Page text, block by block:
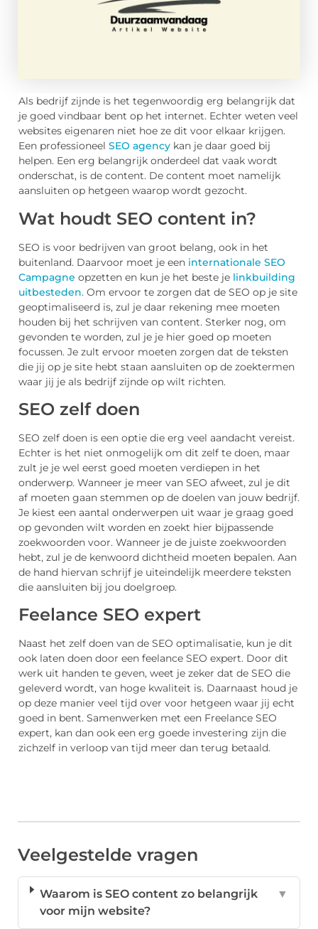
Als bedrijf zijnde is het tegenwoordig erg belangrijk dat
je goed vindbaar bent op het internet. Echter weten veel
websites eigenaren niet hoe ze dit voor elkaar krijgen.
Een professioneel SEO agency kan je daar goed bij
helpen. Een erg belangrijk onderdeel dat vaak wordt
onderschat, is de content. De content moet namelijk
aansluiten op hetgeen waarop wordt gezocht.
Wat houdt SEO content in?
SEO is voor bedrijven van groot belang, ook in het
buitenland. Daarvoor moet je een internationale SEO
Campagne opzetten en kun je het beste je linkbuilding
uitbesteden. Om ervoor te zorgen dat de SEO op je site
geoptimaliseerd is, zul je daar rekening mee moeten
houden bij het schrijven van content. Sterker nog, om
gevonden te worden, zul je je hier goed op moeten
focussen. Je zult ervoor moeten zorgen dat de teksten
die jij op je site hebt staan aansluiten op de zoektermen
waar jij je als bedrijf zijnde op wilt richten.
SEO zelf doen
SEO zelf doen is een optie die erg veel aandacht vereist.
Echter is het niet onmogelijk om dit zelf te doen, maar
zult je je wel eerst goed moeten verdiepen in het
onderwerp. Wanneer je meer van SEO afweet, zul je dit
af moeten gaan stemmen op de doelen van jouw bedrijf.
Je kiest een aantal onderwerpen uit waar je graag goed
op gevonden wilt worden en zoekt hier bijpassende
zoekwoorden voor. Wanneer je de juiste zoekwoorden
hebt, zul je de kenwoord dichtheid moeten bepalen. Aan
de hand hiervan schrijf je uiteindelijk meerdere teksten
die aansluiten bij jou doelgroep.
Feelance SEO expert
Naast het zelf doen van de SEO optimalisatie, kun je dit
ook laten doen door een feelance SEO expert. Door dit
werk uit handen te geven, weet je zeker dat de SEO die
geleverd wordt, van hoge kwaliteit is. Daarnaast houd je
op deze manier veel tijd over voor hetgeen waar jij echt
goed in bent. Samenwerken met een Freelance SEO
expert, kan dan ook een erg goede investering zijn die
zichzelf in verloop van tijd meer dan terug betaald.
Veelgestelde vragen
Waarom is SEO content zo belangrijk
voor mijn website?
▼